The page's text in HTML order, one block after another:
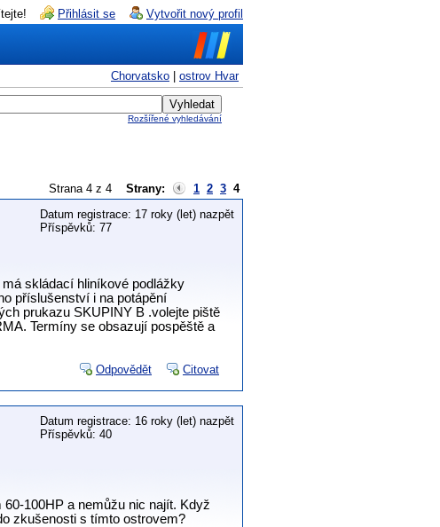
Přihlásit se Vytvořit nový profil
Chorvatsko ostrov Hvar
Rozšířené vyhledávání
Strana 4 z 4 Strany: 1 2 3 4
Datum registrace: 17 roky (let) nazpět
Příspěvků: 77
skládací hliníkové podlážky
příslušenství i na potápění
prukazu SKUPINY B .volejte piště
Termíny se obsazují pospěště a
Odpovědět Citovat
Datum registrace: 16 roky (let) nazpět
Příspěvků: 40
100HP a nemůžu nic najít. Když
zkušenosti s tímto ostrovem?